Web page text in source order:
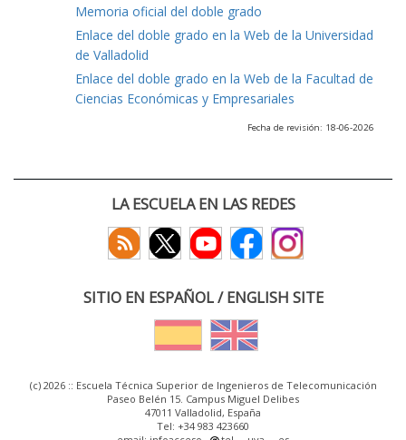
Memoria oficial del doble grado
Enlace del doble grado en la Web de la Universidad
de Valladolid
Enlace del doble grado en la Web de la Facultad de
Ciencias Económicas y Empresariales
Fecha de revisión: 18-06-2026
LA ESCUELA EN LAS REDES
SITIO EN ESPAÑOL / ENGLISH SITE
(c) 2026 :: Escuela Técnica Superior de Ingenieros de Telecomunicación
Paseo Belén 15. Campus Miguel Delibes
47011 Valladolid, España
Tel: +34 983 423660